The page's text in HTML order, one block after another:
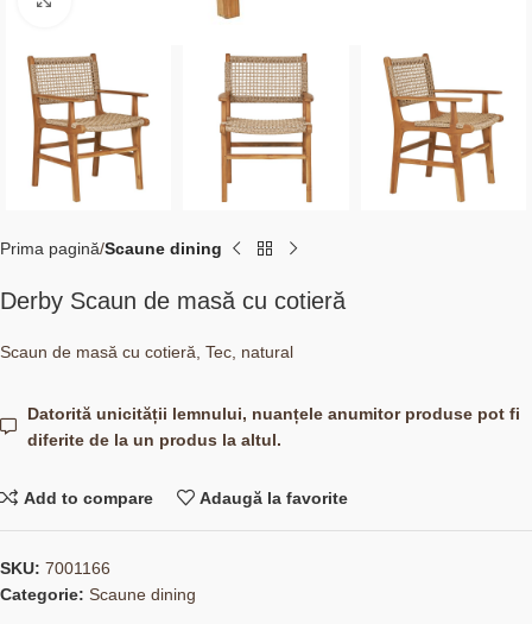
Prima pagină Scaune dining
Derby Scaun de masă cu cotieră
Scaun de masă cu cotieră, Tec, natural
Datorită unicității lemnului, nuanțele anumitor produse pot fi
diferite de la un produs la altul.
Add to compare Adaugă la favorite
SKU: 7001166
Categorie: Scaune dining